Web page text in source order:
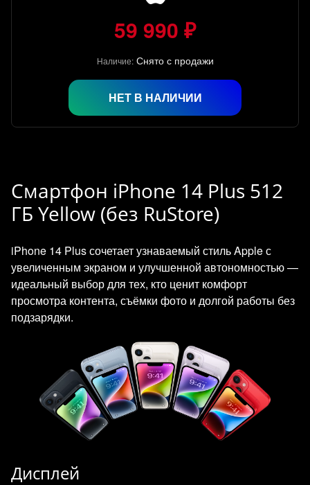
59 990 ₽
Наличие: Снято с продажи
НЕТ В НАЛИЧИИ
Смартфон iPhone 14 Plus 512
ГБ Yellow (без RuStore)
iPhone 14 Plus сочетает узнаваемый стиль Apple с
увеличенным экраном и улучшенной автономностью —
идеальный выбор для тех, кто ценит комфорт
просмотра контента, съёмки фото и долгой работы без
подзарядки.
Дисплей